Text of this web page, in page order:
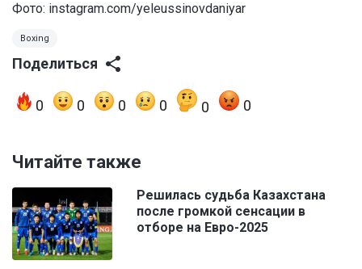
Фото: instagram.com/yeleussinovdaniyar
Boxing
Поделиться
0 0 0 0 0 0
Читайте также
Решилась судьба Казахстана
после громкой сенсации в
отборе на Евро-2025